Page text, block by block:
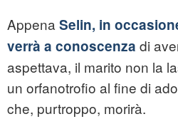
Appena Selin, in
verrà a conoscenza di
aspettava, il marito non la
un orfanotrofio al fine di
che, purtroppo, morirà.